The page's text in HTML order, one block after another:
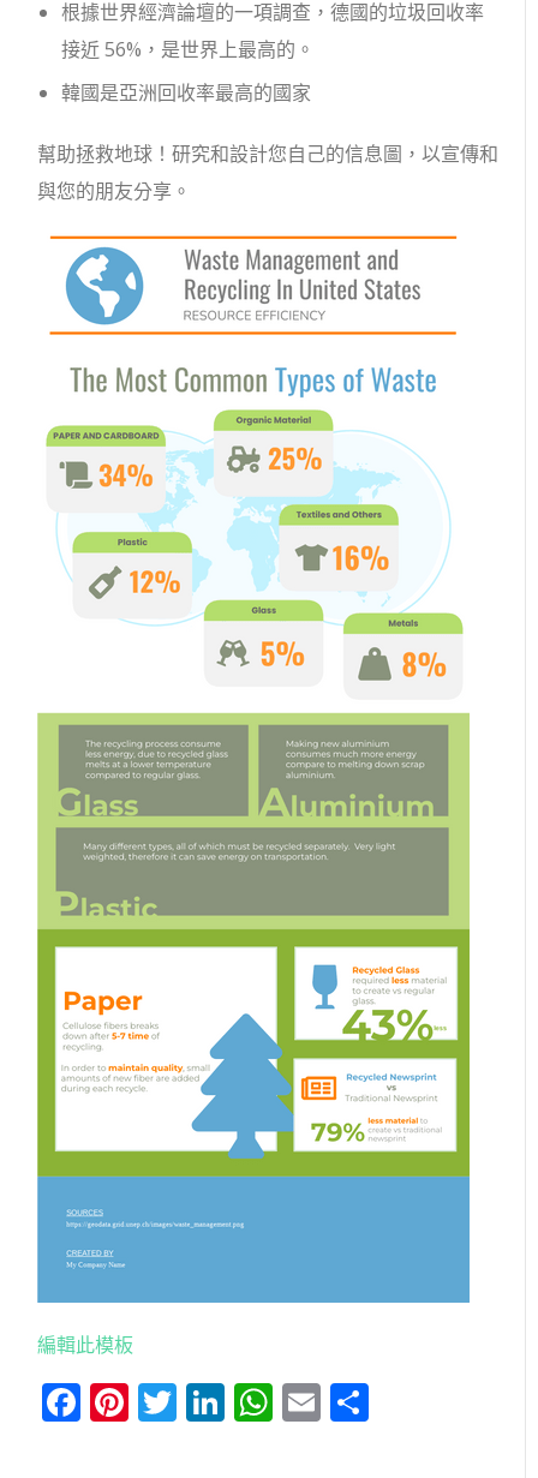
根據世界經濟論壇的一項調查，德國的垃圾回收率
接近 56%，是世界上最高的。
韓國是亞洲回收率最高的國家
幫助拯救地球！研究和設計您自己的信息圖，以宣傳和
與您的朋友分享。
編輯此模板
Facebook
Pinterest
Twitter
LinkedIn
WhatsApp
Email